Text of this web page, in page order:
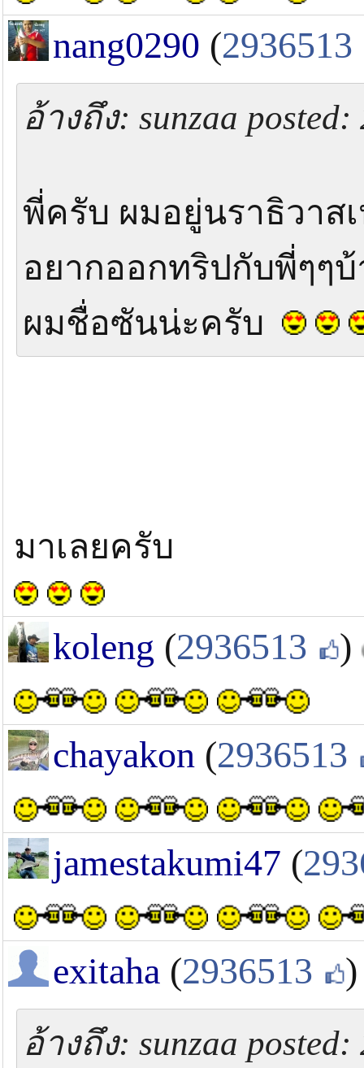
nang0290 (2936513
อ้างถึง: sunzaa
พี่ครับ ผมอยู่นราธิวาส
อยากออกทริปกับพี่ๆๆ
ผมชื่อซันน่ะครับ
มาเลยครับ
koleng (2936513 )
chayakon (2936513
jamestakumi47 (
exitaha (2936513 )
อ้างถึง: sunzaa